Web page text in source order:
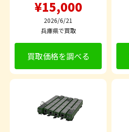
¥15,000
2026/6/21
兵庫県で買取
買取価格を調べる